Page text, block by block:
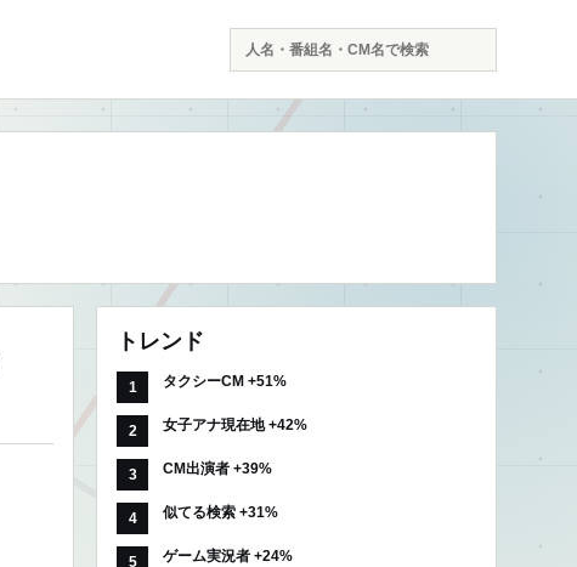
索
トレンド
タクシーCM +51%
女子アナ現在地 +42%
CM出演者 +39%
似てる検索 +31%
ゲーム実況者 +24%